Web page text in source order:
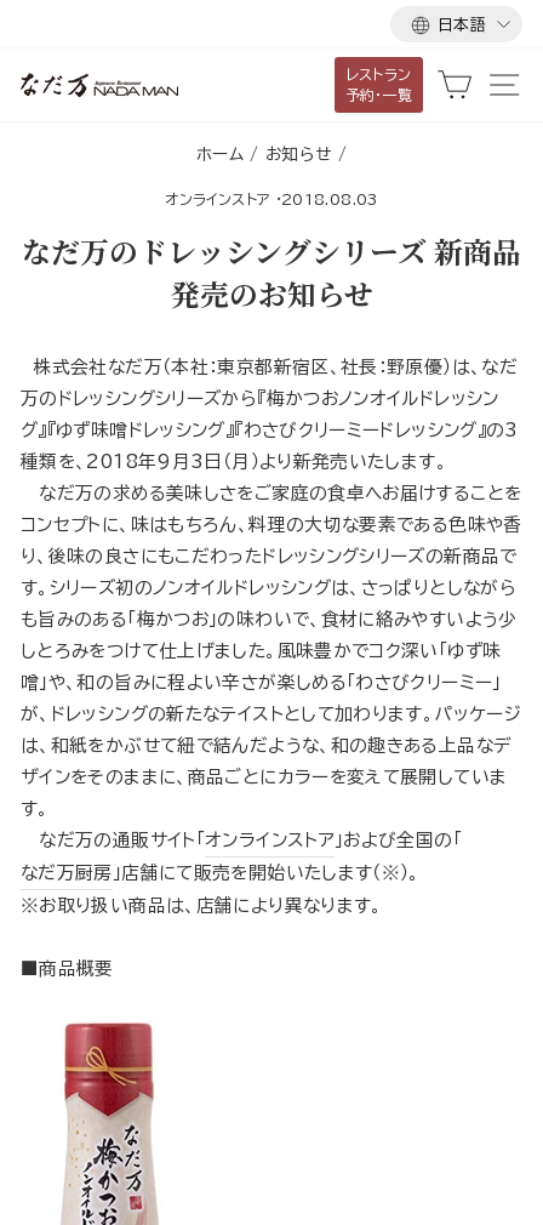
言
語
日本語
レストラン
予約・一覧
カート
ホーム / お知らせ /
オンラインストア ·2018.08.03
なだ万のドレッシングシリーズ 新商品
発売のお知らせ
株式会社なだ万（本社：東京都新宿区、社長：野原優）は、なだ
万のドレッシングシリーズから『梅かつおノンオイルドレッシン
グ』『ゆず味噌ドレッシング』『わさびクリーミードレッシング』の3
種類を、2018年9月3日（月）より新発売いたします。
なだ万の求める美味しさをご家庭の食卓へお届けすることを
コンセプトに、味はもちろん、料理の大切な要素である色味や香
り、後味の良さにもこだわったドレッシングシリーズの新商品で
す。シリーズ初のノンオイルドレッシングは、さっぱりとしながら
も旨みのある「梅かつお」の味わいで、食材に絡みやすいよう少
しとろみをつけて仕上げました。風味豊かでコク深い「ゆず味
噌」や、和の旨みに程よい辛さが楽しめる「わさびクリーミー」
が、ドレッシングの新たなテイストとして加わります。パッケージ
は、和紙をかぶせて紐で結んだような、和の趣きある上品なデ
ザインをそのままに、商品ごとにカラーを変えて展開していま
す。
なだ万の通販サイト「 オンラインストア 」および全国の「
なだ万厨房 」店舗にて販売を開始いたします（※）。
※お取り扱い商品は、店舗により異なります。
■商品概要